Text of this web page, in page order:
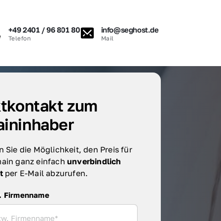
+49 2401 / 96 801 80
Telefon
info@seghost.de
Mail
zum
Sie die Möglichkeit, den Preis für
ganz einfach
per E-Mail abzurufen.
Firmenname